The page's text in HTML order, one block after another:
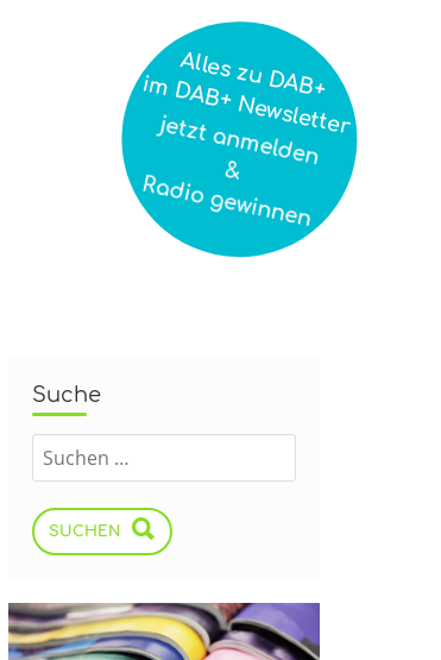
Suche
SUCHEN
Alles zu DAB+
im DAB+ Newsletter
jetzt anmelden
&
Radio gewinnen